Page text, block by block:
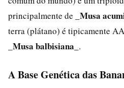
principalmente de
_Musa
terra (plátano) é tipicamente
_Musa balbisiana_ .
A Base Genética das